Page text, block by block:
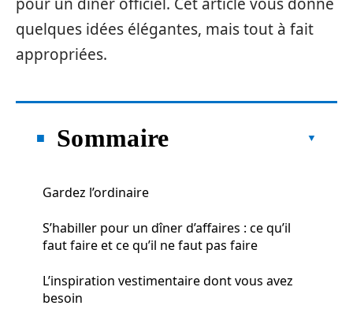
quelques idées élégantes, mais tout à fait
appropriées.
Sommaire
Gardez l’ordinaire
S’habiller pour un dîner d’affaires : ce qu’il
faut faire et ce qu’il ne faut pas faire
L’inspiration vestimentaire dont vous avez
besoin